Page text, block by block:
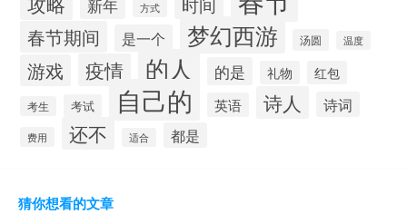
新年 方式
春节期间 是一个 梦幻西游 汤圆 温度
游戏 疫情 的人 的是 礼物 红包
考生 考试 自己的 英语 诗人 诗词
费用 还不 适合 都是
猜你想看的文章